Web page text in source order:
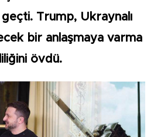
Trump, Ukraynalı
bir anlaşmaya varma
övdü.